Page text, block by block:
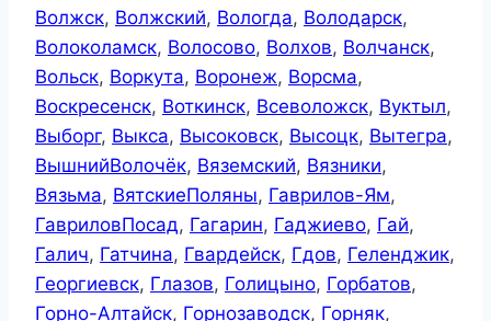
Волжск, Волжский, Вологда, Володарск,
Волоколамск, Волосово, Волхов, Волчанск,
Вольск, Воркута, Воронеж, Ворсма,
Воскресенск, Воткинск, Всеволожск, Вуктыл,
Выборг, Выкса, Высоковск, Высоцк, Вытегра,
ВышнийВолочёк, Вяземский, Вязники,
Вязьма, ВятскиеПоляны, Гаврилов-Ям,
ГавриловПосад, Гагарин, Гаджиево, Гай,
Галич, Гатчина, Гвардейск, Гдов, Геленджик,
Георгиевск, Глазов, Голицыно, Горбатов,
Горно-Алтайск, Горнозаводск, Горняк,